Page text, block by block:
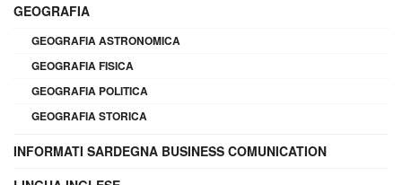
GEOGRAFIA
GEOGRAFIA ASTRONOMICA
GEOGRAFIA FISICA
GEOGRAFIA POLITICA
GEOGRAFIA STORICA
INFORMATI SARDEGNA BUSINESS COMUNICATION